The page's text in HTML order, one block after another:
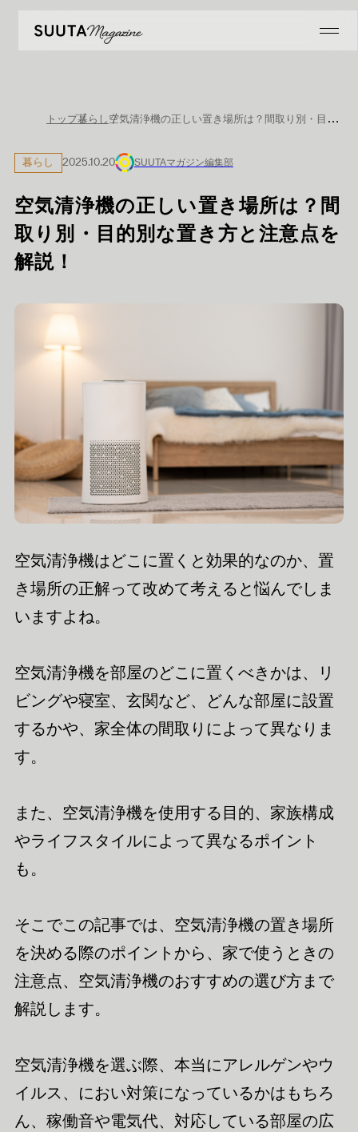
トップ暮らし 空気清浄機の正しい置き場所は？間取り別・目的別な置き方と注意点を解説！
暮らし 2025.10.20 SUUTAマガジン編集部
空気清浄機の正しい置き場所は？間
取り別・目的別な置き方と注意点を
解説！
空気清浄機はどこに置くと効果的なのか、置
き場所の正解って改めて考えると悩んでしま
いますよね。
空気清浄機を部屋のどこに置くべきかは、リ
ビングや寝室、玄関など、どんな部屋に設置
するかや、家全体の間取りによって異なりま
す。
また、空気清浄機を使用する目的、家族構成
やライフスタイルによって異なるポイント
も。
そこでこの記事では、空気清浄機の置き場所
を決める際のポイントから、家で使うときの
注意点、空気清浄機のおすすめの選び方まで
解説します。
空気清浄機を選ぶ際、本当にアレルゲンやウ
イルス、におい対策になっているかはもちろ
ん、稼働音や電気代、対応している部屋の広